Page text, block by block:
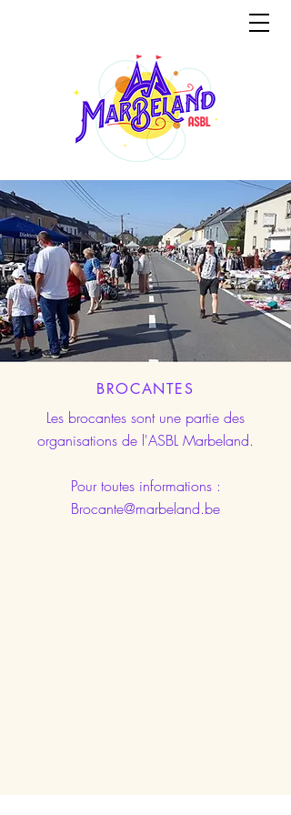
BROCANTES
Les brocantes sont une partie des
organisations de l'ASBL Marbeland.
Pour toutes informations :
Brocante@marbeland.be